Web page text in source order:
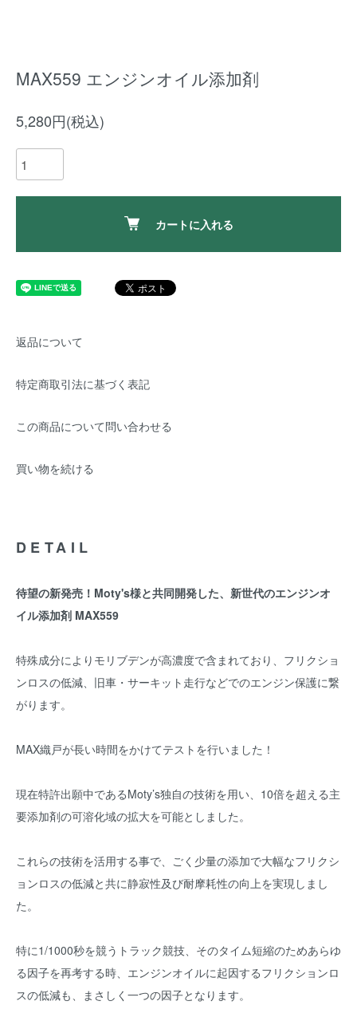
MAX559 エンジンオイル添加剤
5,280円(税込)
カートに入れる
返品について
特定商取引法に基づく表記
この商品について問い合わせる
買い物を続ける
DETAIL
待望の新発売！Moty's様と共同開発した、新世代のエンジンオ
イル添加剤 MAX559
特殊成分によりモリブデンが高濃度で含まれており、フリクショ
ンロスの低減、旧車・サーキット走行などでのエンジン保護に繋
がります。
MAX織戸が長い時間をかけてテストを行いました！
現在特許出願中であるMoty’s独自の技術を用い、10倍を超える主
要添加剤の可溶化域の拡大を可能としました。
これらの技術を活用する事で、ごく少量の添加で大幅なフリクシ
ョンロスの低減と共に静寂性及び耐摩耗性の向上を実現しまし
た。
特に1/1000秒を競うトラック競技、そのタイム短縮のためあらゆ
る因子を再考する時、エンジンオイルに起因するフリクションロ
スの低減も、まさしく一つの因子となります。